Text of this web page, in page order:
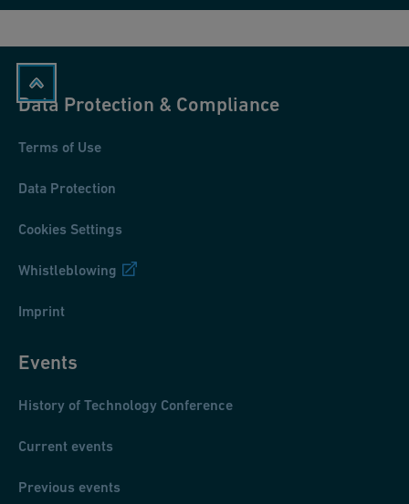
Data Protection & Compliance
Terms of Use
Data Protection
Cookies Settings
Whistleblowing
Imprint
Events
History of Technology Conference
Current events
Previous events